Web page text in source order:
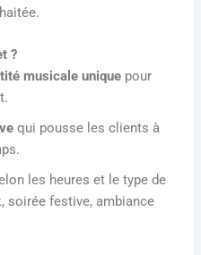
?
musicale unique pour
qui pousse les clients à
les heures et le type de
soirée festive, ambiance